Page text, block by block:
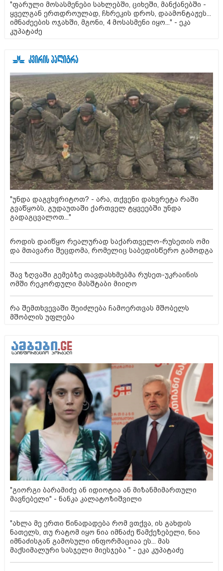
"ფარული მოსასმენები სახლებში, ციხეში, მანქანებში -
ყველგან ერთდროულად, ჩხრეკის დროს, დაამონტაჟეს...
იმნაძეების ოჯახში, მგონი, 4 მოსასმენი იყო..." - ეკა
კუპატაძე
"უნდა დაგვხვრიტოთ? - არა, თქვენი დახვრეტა რაში
გვაწყობს, გუდაუთაში ქართველ ტყვეებში უნდა
გადაგცვალოთ..."
როდის დაიწყო რეალურად საქართველო-რუსეთის ომი
და მთავარი შეცდომა, რომელიც საბედისწერო გამოდგა
შავ ზღვაში გემებზე თავდასხმებმა რუსეთ-უკრაინის
ომში რეკორდული მასშტაბი მიიღო
რა შემთხვევაში შეიძლება ჩამოერთვას მშობელს
მშობლის უფლება
"გიორგი ბარამიძე ან იდიოტია ან მიზანმიმართული
მავნებელი" - ნანკა კალატოზიშვილი
"ახლა მე ერთი წინადადება რომ ვთქვა, ის გახდის
ნათელს, თუ რატომ იყო ნია იმნაძე წამქეზებელი, ნია
იმნაძისგან გამოსული ინფორმაციაა ეს... მას
მაქსიმალური სასჯელი მიესჯება " - ეკა კუპატაძე